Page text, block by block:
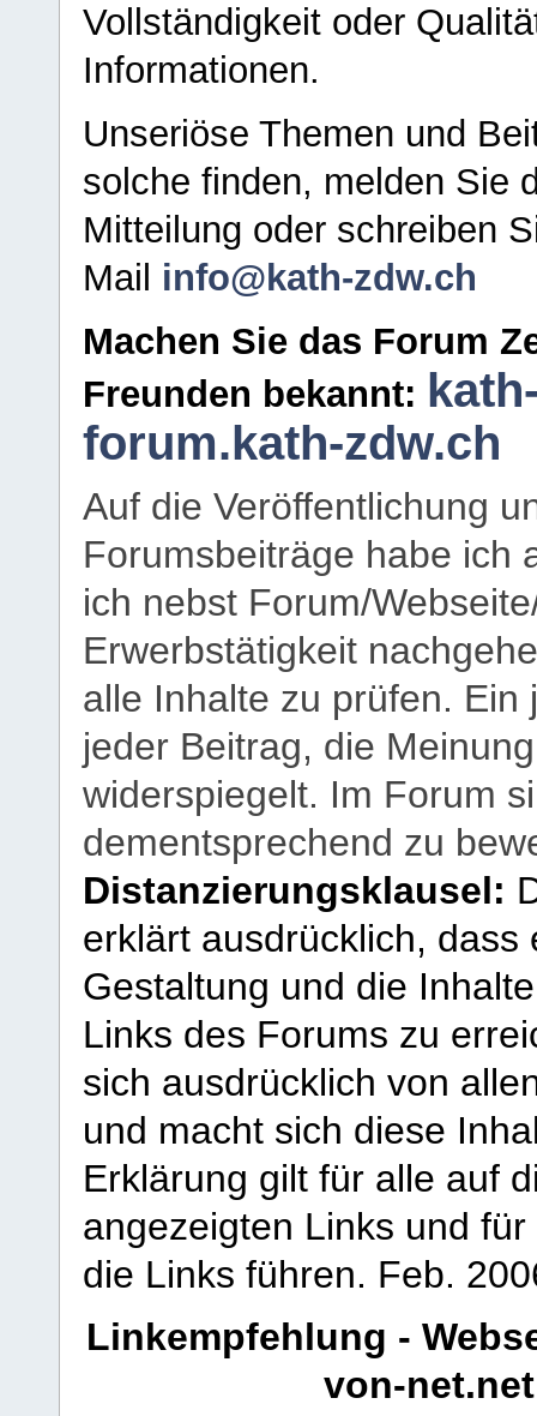
Vollständigkeit oder
Informationen.
Unseriöse Themen und
solche finden, melden Sie
Mitteilung oder schreiben
Mail info@kath-zdw.ch
Machen Sie das Forum
Freunden bekannt:
forum.kath-zdw.ch
Auf die Veröffentlichung
Forumsbeiträge habe ich
ich nebst Forum/
Erwerbstätigkeit
alle Inhalte zu prüfen.
jeder Beitrag, die
widerspiegelt. Im Forum
dementsprechend zu
Distanzierungsklausel:
erklärt ausdrücklich,
Gestaltung und die
Links des Forums zu
sich ausdrücklich von
und macht sich diese
Erklärung gilt für alle auf
angezeigten Links und
die Links führen. Feb.
Linkempfehlung -
von-net.net